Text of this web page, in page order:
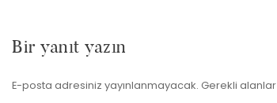
Bir yanıt yazın
E-posta adresiniz yayınlanmayacak. Gerekli alanlar